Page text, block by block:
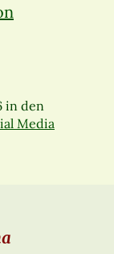
in den
Media